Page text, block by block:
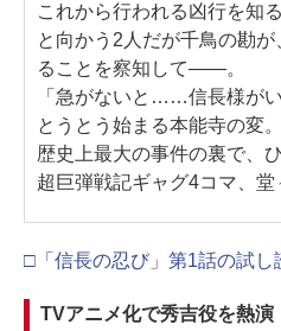
これから行われる凶行を知
と向かう2人だが千鳥の勘
ることを察知して――。
「急がないと……信長様が
とうとう始まる本能寺の変。
歴史上最大の事件の裏で、
超巨弾戦記ギャグ4コマ、堂
□「信長の忍び」第1話の試し
TVアニメ化で秀吉役を熱